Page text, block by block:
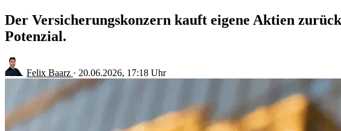
Der Versicherungskonzern kauft eigene Aktien
Potenzial.
Felix Baarz · 20.06.2026, 17:18 Uhr